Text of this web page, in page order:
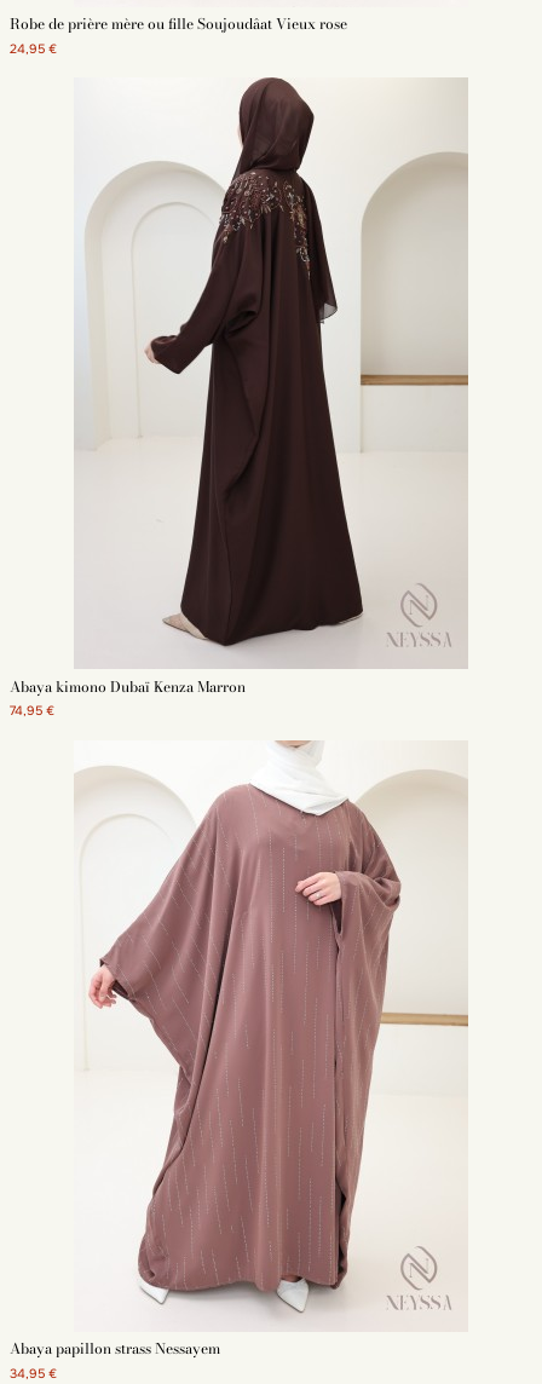
Robe de prière mère ou fille Soujoudâat Vieux rose
24,95 €
Abaya kimono Dubaï Kenza Marron
74,95 €
Abaya papillon strass Nessayem
34,95 €